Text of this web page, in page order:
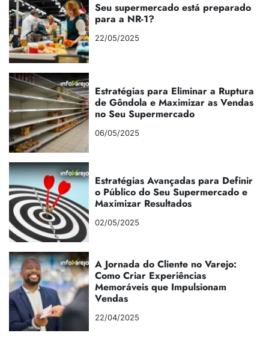
Seu supermercado está preparado
para a NR-1?
22/05/2025
Estratégias para Eliminar a Ruptura
de Gôndola e Maximizar as Vendas
no Seu Supermercado
06/05/2025
Estratégias Avançadas para Definir
o Público do Seu Supermercado e
Maximizar Resultados
02/05/2025
A Jornada do Cliente no Varejo:
Como Criar Experiências
Memoráveis que Impulsionam
Vendas
22/04/2025